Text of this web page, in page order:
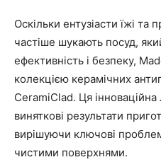
Оскільки ентузіасти їжі та
частіше шукають посуд,
ефективність і безпеку,
колекцією керамічних
CeramiClad. Ця інноваційна
виняткові результати
вирішуючи ключові
чистими поверхнями.